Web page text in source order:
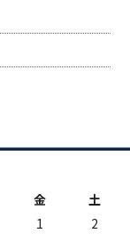
金
土
1
2